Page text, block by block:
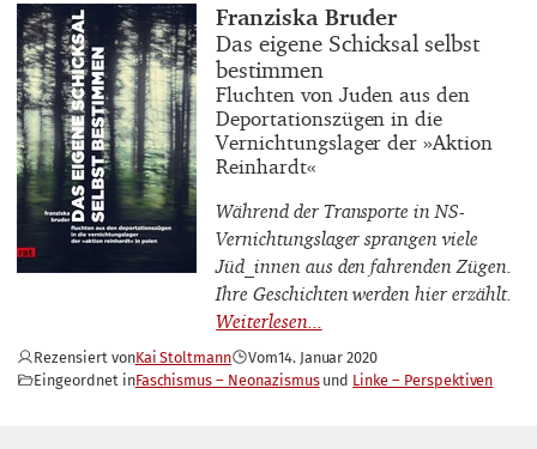
Buchautor_innen
Franziska Bruder
Buchtitel
Das eigene Schicksal selbst
bestimmen
Buchuntertitel
Fluchten von Juden aus den
Deportationszügen in die
Vernichtungslager der »Aktion
Reinhardt«
Während der Transporte in NS-
Vernichtungslager sprangen viele
Jüd_innen aus den fahrenden Zügen.
Ihre Geschichten werden hier erzählt.
Rezensiert vonKai Stoltmann Vom14. Januar 2020
Eingeordnet inFaschismus – Neonazismus Linke – Perspektiven